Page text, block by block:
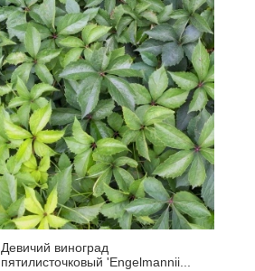
Девичий виноград
пятилисточковый 'Engelmannii...